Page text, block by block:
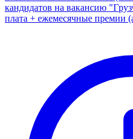
кaндидатов на ваканcию
плата + ежемeсячныe пpемии